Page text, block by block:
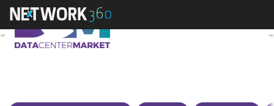
2015 será el año de